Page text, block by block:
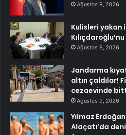
Ağustos 9, 2026
Kulisleri yakan
Ağustos 9, 2026
Jandarma
altın çaldılar!
cezaevinde
Ağustos 9, 2026
Yılmaz
Alaçatı’da